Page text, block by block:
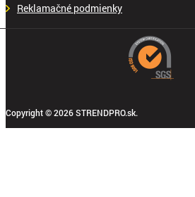
Reklamačné podmienky
Copyright © 2026 STRENDPRO.sk.